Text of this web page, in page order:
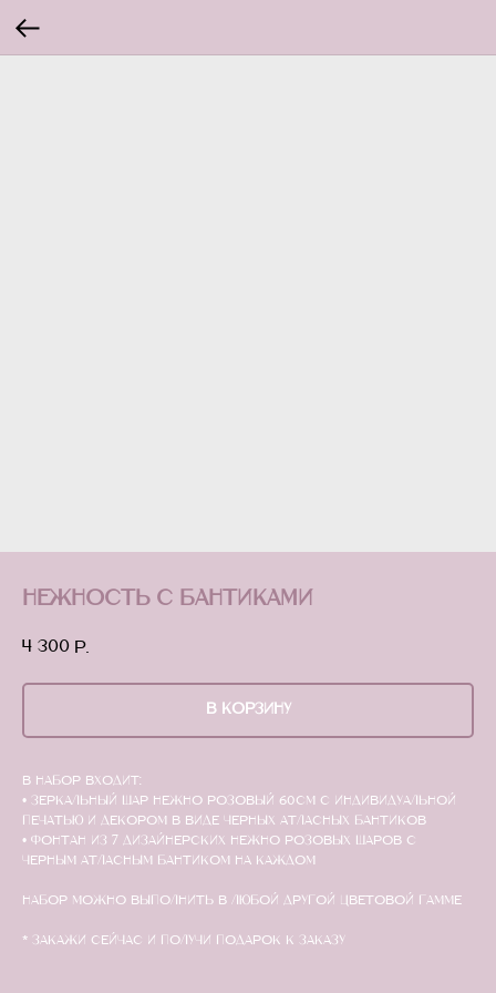
Нежность с бантиками
4 300 р.
В КОРЗИНУ
В набор входит:
• зеркальный шар нежно розовый 60см с индивидуальной
печатью и декором в виде черных атласных бантиков
• Фонтан из 7 дизайнерских нежно розовых шаров с
черным атласным бантиком на каждом
Набор можно выполнить в любой другой цветовой гамме
* Закажи сейчас и получи подарок к заказу